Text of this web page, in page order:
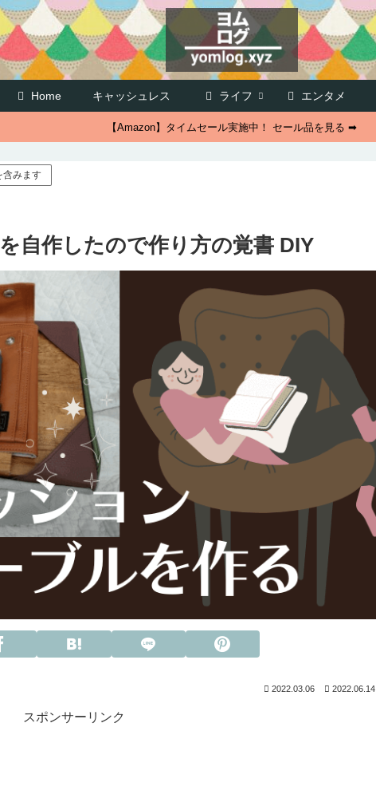
Home キャッシュレス ライフ エンタメ
【Amazon】タイムセール実施中！ セール品を見る ➡
含みます
自作したので作り方の覚書 DIY
2022.03.06 2022.06.14
スポンサーリンク